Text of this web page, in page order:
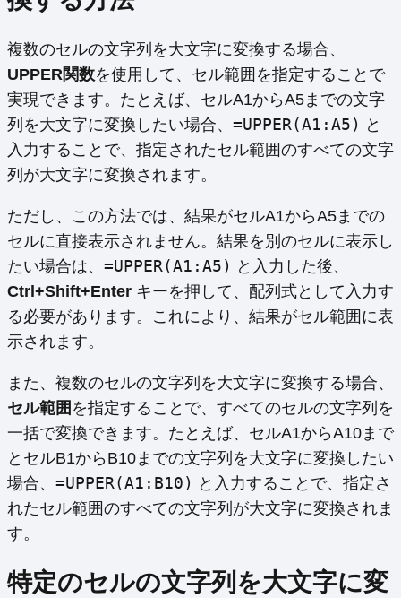
複数のセルの文字列を大文字に変換する場合、
UPPER関数を使用して、セル範囲を指定することで
実現できます。たとえば、セルA1からA5までの文字
列を大文字に変換したい場合、 =UPPER(A1:A5) と
入力することで、指定されたセル範囲のすべての文字
列が大文字に変換されます。
ただし、この方法では、結果がセルA1からA5までの
セルに直接表示されません。結果を別のセルに表示し
たい場合は、 =UPPER(A1:A5) と入力した後、
Ctrl+Shift+Enter キーを押して、配列式として入力す
る必要があります。これにより、結果がセル範囲に表
示されます。
また、複数のセルの文字列を大文字に変換する場合、
セル範囲 を指定することで、すべてのセルの文字列を
一括で変換できます。たとえば、セルA1からA10まで
とセルB1からB10までの文字列を大文字に変換したい
場合、 =UPPER(A1:B10) と入力することで、指定さ
れたセル範囲のすべての文字列が大文字に変換されま
す。
特定のセルの文字列を大文字に変